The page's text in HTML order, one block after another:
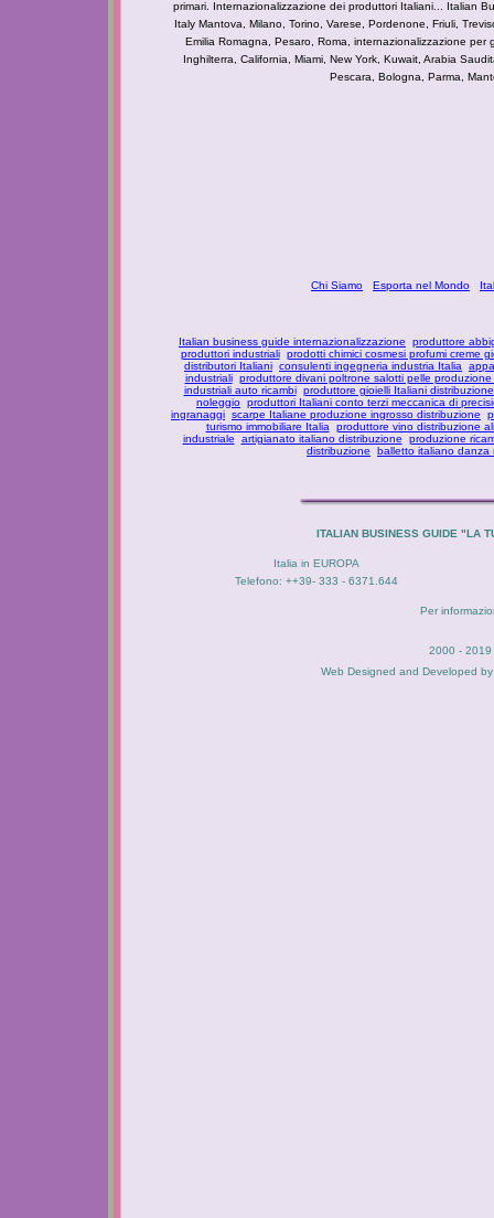
primari. Internazionalizzazione dei produttori Italiani... Italian
Italy Mantova, Milano, Torino, Varese, Pordenone, Friuli,
Emilia Romagna, Pesaro, Roma, internazionalizzazione
Inghilterra, California, Miami, New York, Kuwait, Arabia
Pescara, Bologna, Parma,
Chi Siamo Esporta nel Mondo
Italian business guide internazionalizzazione
produttore
produttori industriali prodotti chimici cosmesi profumi creme
distributori Italiani consulenti ingegneria industria Italia
industriali produttore divani poltrone salotti pelle
industriali auto ricambi produttore gioielli Italiani
noleggio produttori Italiani conto terzi meccanica di
ingranaggi scarpe Italiane produzione ingrosso distribuzione
turismo immobiliare Italia
produttore vino distribuzione
industriale
artigianato italiano distribuzione
produzione
distribuzione
balletto italiano danza
ITALIAN BUSINESS GUIDE "LA
Italia in EUROPA
Telefono: ++39- 333 - 6371.644
Per
2000 - 2019
Web Designed and Developed